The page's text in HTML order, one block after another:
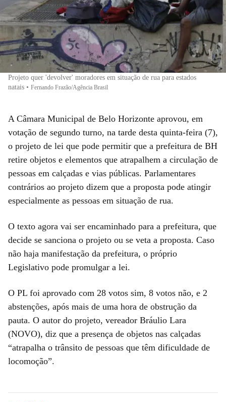
Projeto quer 'devolver' moradores em situação de rua para estados
natais • Fernando Frazão/Agência Brasil
A Câmara Municipal de Belo Horizonte aprovou, em
votação de segundo turno, na tarde desta quinta-feira (7),
o projeto de lei que pode permitir que a prefeitura de BH
retire objetos e elementos que atrapalhem a circulação de
pessoas em calçadas e vias públicas. Parlamentares
contrários ao projeto dizem que a proposta pode atingir
especialmente as pessoas em situação de rua.
O texto agora vai ser encaminhado para a prefeitura, que
decide se sanciona o projeto ou se veta a proposta. Caso
não haja manifestação da prefeitura, o próprio
Legislativo pode promulgar a lei.
O PL foi aprovado com 28 votos sim, 8 votos não, e 2
abstenções, após mais de uma hora de obstrução da
pauta. O autor do projeto, vereador Bráulio Lara
(NOVO), diz que a presença de objetos nas calçadas
“atrapalha o trânsito de pessoas que têm dificuldade de
locomoção”.